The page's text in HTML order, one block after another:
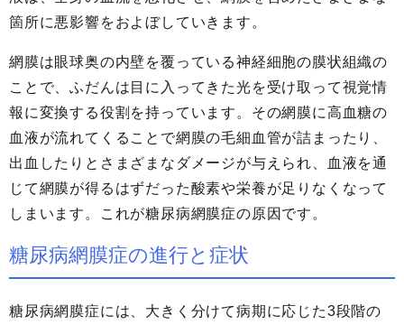
箇所に悪影響をおよぼしていきます。
網膜は眼球奥の内壁を覆っている神経細胞の膜状組織の
ことで、ふだんは目に入ってきた光を受け取って視覚情
報に変換する役割を持っています。その網膜に高血糖の
血液が流れてくることで網膜の毛細血管が詰まったり、
出血したりとさまざまなダメージが与えられ、血液を通
じて網膜が得るはずだった酸素や栄養が足りなくなって
しまいます。これが糖尿病網膜症の原因です。
糖尿病網膜症の進行と症状
糖尿病網膜症には、大きく分けて病期に応じた3段階の